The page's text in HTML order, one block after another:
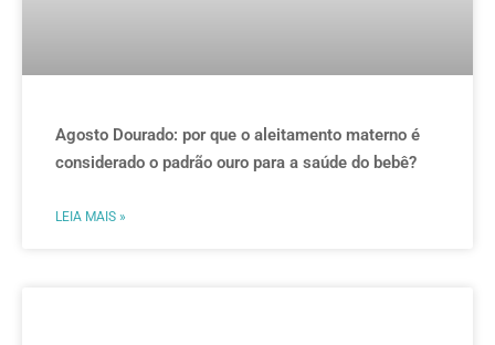
Agosto Dourado: por que o aleitamento materno é
considerado o padrão ouro para a saúde do bebê?
LEIA MAIS »